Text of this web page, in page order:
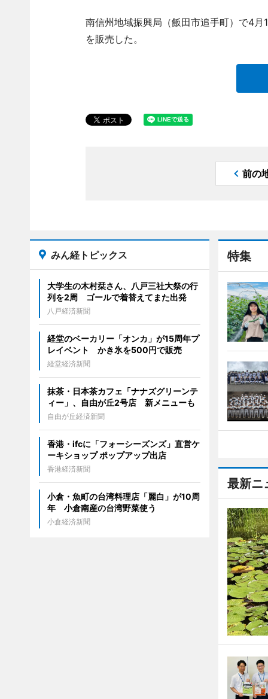
南信州地域振興局（飯田市追手町）で4
を販売した。
前の
特集
最新ニ
みん経トピックス
大学生の木村栞さん、八戸三社大祭の行
列を2周 ゴールで着替えてまた出発
八戸経済新聞
経堂のベーカリー「オンカ」が15周年プ
レイベント かき氷を500円で販売
経堂経済新聞
抹茶・日本茶カフェ「ナナズグリーンテ
ィー」、自由が丘2号店 新メニューも
自由が丘経済新聞
香港・ifcに「フォーシーズンズ」直営ケ
ーキショップ ポップアップ出店
香港経済新聞
小倉・魚町の台湾料理店「麗白」が10周
年 小倉南産の台湾野菜使う
小倉経済新聞